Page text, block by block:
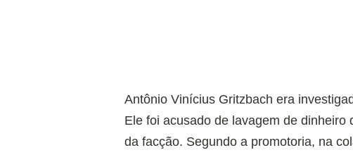
Antônio Vinícius Gritzbach era
Ele foi acusado de lavagem de
da facção. Segundo a promotoria, na